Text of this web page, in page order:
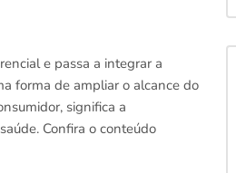
e passa a integrar a
forma de ampliar o alcance do
significa a
Confira o conteúdo